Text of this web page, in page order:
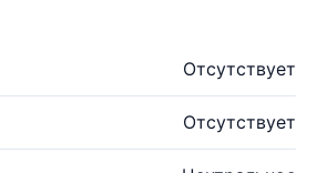
Отсутствует
Отсутствует